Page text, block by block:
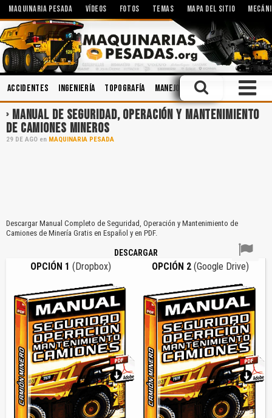
MAQUINARIA PESADA VÍDEOS FOTOS TEMAS MAPA DEL SITIO
Accidentes Ingeniería Topografía Manejo Defensivo Minería
MANUAL DE SEGURIDAD, OPERACIÓN Y MANTENIMIENTO
DE CAMIONES MINEROS
29 DE AGO en MAQUINARIA PESADA
Descargar Manual Completo de Seguridad, Operación y Mantenimiento de
Camiones de Minería Gratis en Español y en PDF.
DESCARGAR
OPCIÓN 1 (Dropbox) OPCIÓN 2 (Google Drive)